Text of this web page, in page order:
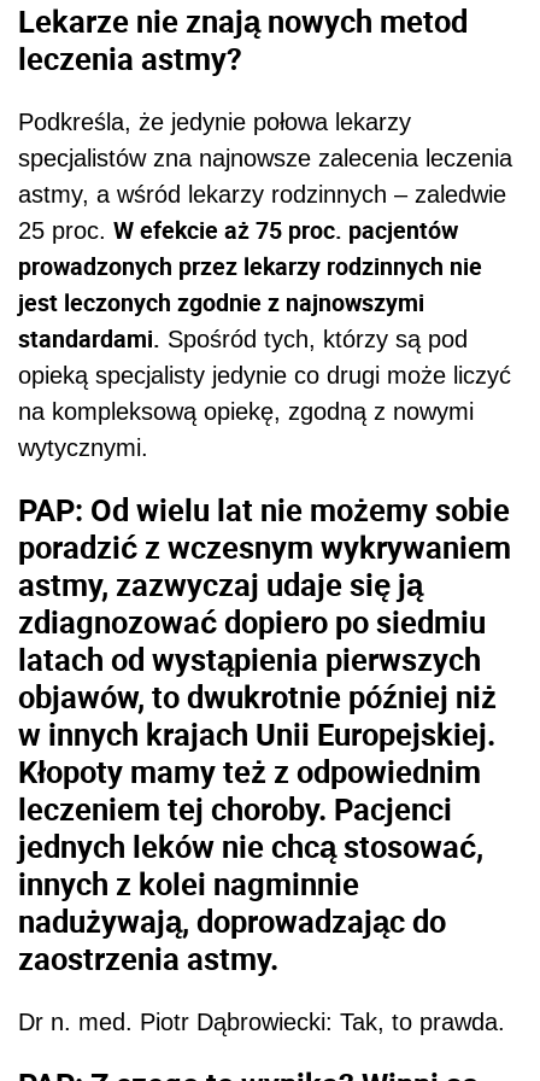
Lekarze nie znają nowych metod
leczenia astmy?
Podkreśla, że jedynie połowa lekarzy
specjalistów zna najnowsze zalecenia leczenia
astmy, a wśród lekarzy rodzinnych – zaledwie
25 proc. W efekcie aż 75 proc. pacjentów
prowadzonych przez lekarzy rodzinnych nie
jest leczonych zgodnie z najnowszymi
standardami. Spośród tych, którzy są pod
opieką specjalisty jedynie co drugi może liczyć
na kompleksową opiekę, zgodną z nowymi
wytycznymi.
PAP: Od wielu lat nie możemy sobie
poradzić z wczesnym wykrywaniem
astmy, zazwyczaj udaje się ją
zdiagnozować dopiero po siedmiu
latach od wystąpienia pierwszych
objawów, to dwukrotnie później niż
w innych krajach Unii Europejskiej.
Kłopoty mamy też z odpowiednim
leczeniem tej choroby. Pacjenci
jednych leków nie chcą stosować,
innych z kolei nagminnie
nadużywają, doprowadzając do
zaostrzenia astmy.
Dr n. med. Piotr Dąbrowiecki: Tak, to prawda.